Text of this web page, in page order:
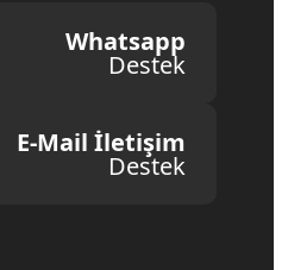
Whatsapp
Destek
E-Mail İletişim
Destek